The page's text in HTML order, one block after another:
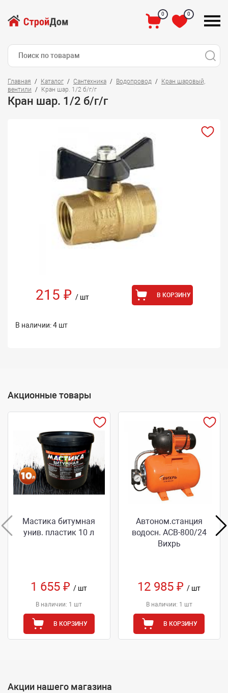
0 0
Главная Каталог Сантехника Водопровод
Кран шаровый,
вентили
Кран шар. 1/2 б/г/г
Кран шар. 1/2 б/г/г
215 ₽ / шт В КОРЗИНУ
В наличии: 4 шт
Акционные товары
Мастика битумная
унив. пластик 10 л
1 655 ₽/ шт
В наличии: 1 шт
В КОРЗИНУ
Автоном.станция
водосн. АСВ-800/24
Вихрь
12 985 ₽/ шт
В наличии: 1 шт
В КОРЗИНУ
Акции нашего магазина